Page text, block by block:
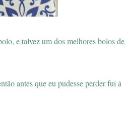
e talvez um dos melhores bolos de
antes que eu pudesse perder fui á